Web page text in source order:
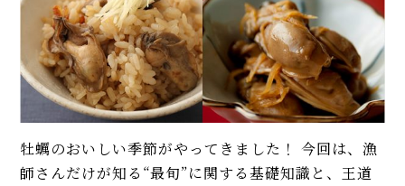
牡蠣のおいしい季節がやってきました！ 今回は、漁
師さんだけが知る“最旬”に関する基礎知識と、王道
焼き…
【プロ】魚の骨ごと食べられる
「小アジの南蛮漬け」基本レシ
ピ。作り置きにも！
【まとめ】3月の旬レシピを
WEB FOODIE編集部がおすす
め！
【基本】とうもろこしのゆで
方。甘さを120%引き出すには、
水から皮付き＆時間をかけて加
熱が正解！
【初心者必見】干さない、シソ
不要！ 昔ながらの塩漬け梅干し
の簡単な作り方